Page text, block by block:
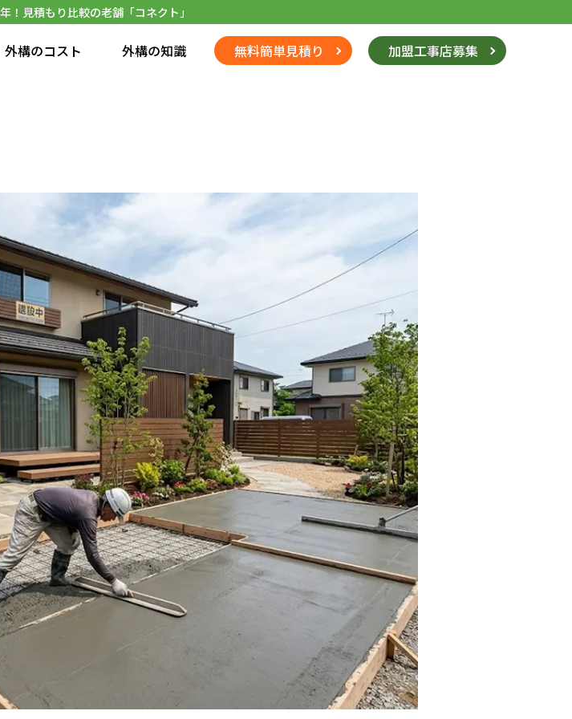
！見積もり比較の老舗「コネクト」
外構のコスト 外構の知識 無料簡単見積り 加盟工事店募集